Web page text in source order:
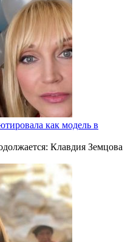
как модель в
Клавдия Земцова